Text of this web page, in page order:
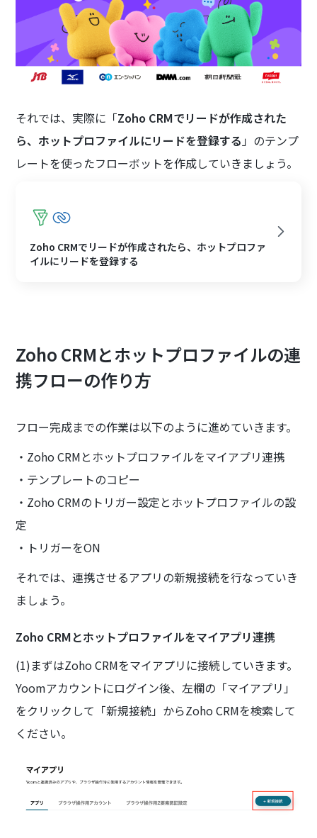
それでは、実際に「Zoho CRMでリードが作成された
ら、ホットプロファイルにリードを登録する 」のテンプ
レートを使ったフローボットを作成していきましょう。
Zoho CRMでリードが作成されたら、ホットプロファ
イルにリードを登録する
Zoho CRMとホットプロファイルの連
携フローの作り方
フロー完成までの作業は以下のように進めていきます。
・Zoho CRMとホットプロファイルをマイアプリ連携
・テンプレートのコピー
・Zoho CRMのトリガー設定とホットプロファイルの設
定
・トリガーをON
それでは、連携させるアプリの新規接続を行なっていき
ましょう。
Zoho CRMとホットプロファイルをマイアプリ連携
(1)まずはZoho CRMをマイアプリに接続していきます。
Yoomアカウントにログイン後、左欄の「マイアプリ」
をクリックして「新規接続」からZoho CRMを検索して
ください。